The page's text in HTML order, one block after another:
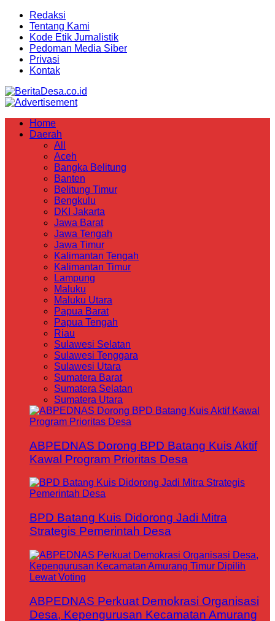
Redaksi
Tentang Kami
Kode Etik Jurnalistik
Pedoman Media Siber
Privasi
Kontak
Home
Daerah
All
Aceh
Bangka Belitung
Banten
Belitung Timur
Bengkulu
DKI Jakarta
Jawa Barat
Jawa Tengah
Jawa Timur
Kalimantan Tengah
Kalimantan Timur
Lampung
Maluku
Maluku Utara
Papua Barat
Papua Tengah
Riau
Sulawesi Selatan
Sulawesi Tenggara
Sulawesi Utara
Sumatera Barat
Sumatera Selatan
Sumatera Utara
ABPEDNAS Dorong BPD Batang Kuis Aktif
Kawal Program Prioritas Desa
BPD Batang Kuis Didorong Jadi Mitra
Strategis Pemerintah Desa
ABPEDNAS Perkuat Demokrasi Organisasi
Desa, Kepengurusan Kecamatan Amurang